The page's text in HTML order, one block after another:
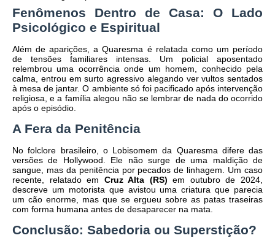
​Fenômenos Dentro de Casa: O Lado
Psicológico e Espiritual
​Além de aparições, a Quaresma é relatada como um período
de tensões familiares intensas. Um policial aposentado
relembrou uma ocorrência onde um homem, conhecido pela
calma, entrou em surto agressivo alegando ver vultos sentados
à mesa de jantar. O ambiente só foi pacificado após intervenção
religiosa, e a família alegou não se lembrar de nada do ocorrido
após o episódio.
​A Fera da Penitência
​No folclore brasileiro, o Lobisomem da Quaresma difere das
versões de Hollywood. Ele não surge de uma maldição de
sangue, mas da penitência por pecados de linhagem. Um caso
recente, relatado em Cruz Alta (RS) em outubro de 2024,
descreve um motorista que avistou uma criatura que parecia
um cão enorme, mas que se ergueu sobre as patas traseiras
com forma humana antes de desaparecer na mata.
​Conclusão: Sabedoria ou Superstição?